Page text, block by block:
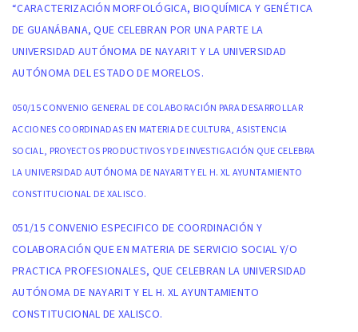
“CARACTERIZACIÓN MORFOLÓGICA, BIOQUÍMICA Y GENÉTICA
DE GUANÁBANA, QUE CELEBRAN POR UNA PARTE LA
UNIVERSIDAD AUTÓNOMA DE NAYARIT Y LA UNIVERSIDAD
AUTÓNOMA DEL ESTADO DE MORELOS.
050/15 CONVENIO GENERAL DE COLABORACIÓN PARA DESARROLLAR
ACCIONES COORDINADAS EN MATERIA DE CULTURA, ASISTENCIA
SOCIAL, PROYECTOS PRODUCTIVOS Y DE INVESTIGACIÓN QUE CELEBRA
LA UNIVERSIDAD AUTÓNOMA DE NAYARIT Y EL H. XL AYUNTAMIENTO
CONSTITUCIONAL DE XALISCO.
051/15 CONVENIO ESPECIFICO DE COORDINACIÓN Y
COLABORACIÓN QUE EN MATERIA DE SERVICIO SOCIAL Y/O
PRACTICA PROFESIONALES, QUE CELEBRAN LA UNIVERSIDAD
AUTÓNOMA DE NAYARIT Y EL H. XL AYUNTAMIENTO
CONSTITUCIONAL DE XALISCO.